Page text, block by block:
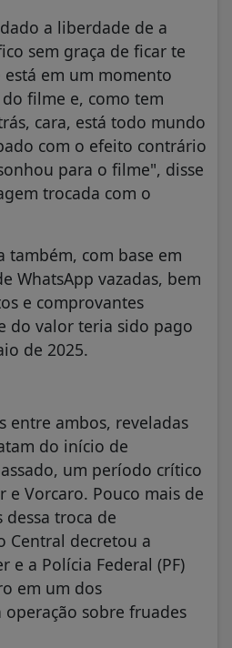
a liberdade de a
sem graça de ficar te
em um momento
filme e, como tem
cara, está todo mundo
com o efeito contrário
para o filme", disse
trocada com o
também, com base em
WhatsApp vazadas, bem
e comprovantes
do valor teria sido pago
de 2025.
entre ambos, reveladas
do início de
um período crítico
e Vorcaro. Pouco mais de
troca de
Central decretou a
e a Polícia Federal (PF)
em um dos
sobre fruades